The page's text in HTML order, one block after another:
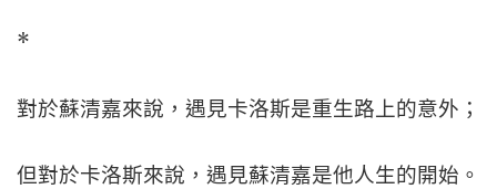
*
對於蘇清嘉來說，遇見卡洛斯是重生路上的意外；
但對於卡洛斯來說，遇見蘇清嘉是他人生的開始。